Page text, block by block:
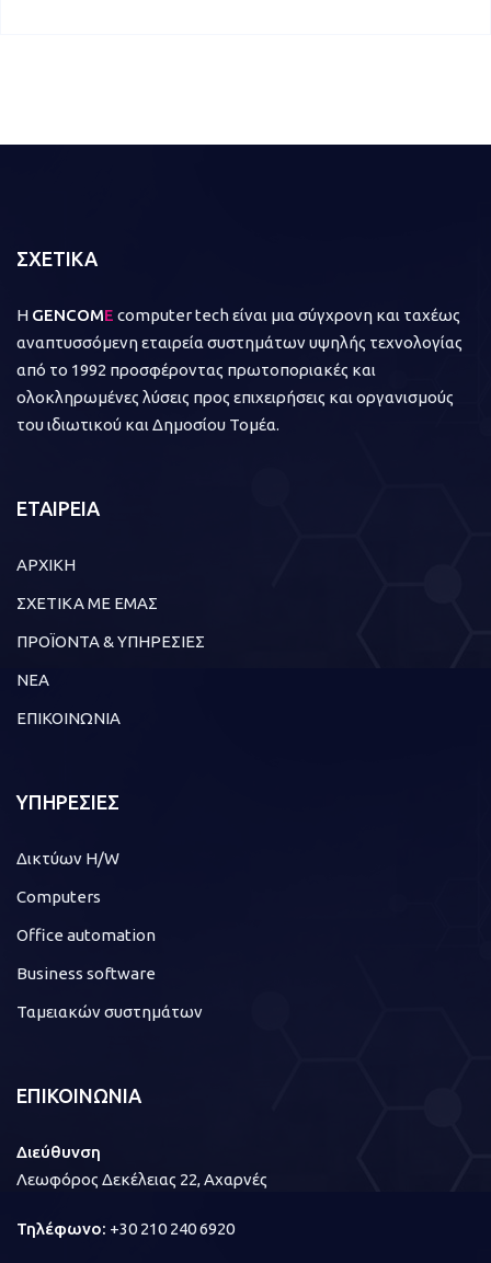
ΣΧΕΤΙΚΑ
Η GENCOME computer tech είναι μια σύγχρονη και ταχέως
αναπτυσσόμενη εταιρεία συστημάτων υψηλής τεχνολογίας
από το 1992 προσφέροντας πρωτοποριακές και
ολοκληρωμένες λύσεις προς επιχειρήσεις και οργανισμούς
του ιδιωτικού και Δημοσίου Τομέα.
ΕΤΑΙΡΕΙΑ
ΑΡΧΙΚΗ
ΣΧΕΤΙΚΑ ΜΕ ΕΜΑΣ
ΠΡΟΪΟΝΤΑ & ΥΠΗΡΕΣΙΕΣ
ΝΕΑ
ΕΠΙΚΟΙΝΩΝΙΑ
ΥΠΗΡΕΣΙΕΣ
Δικτύων H/W
Computers
Office automation
Business software
Ταμειακών συστημάτων
ΕΠΙΚΟΙΝΩΝΙΑ
Διεύθυνση
Λεωφόρος Δεκέλειας 22, Αχαρνές
Τηλέφωνο: +30 210 240 6920